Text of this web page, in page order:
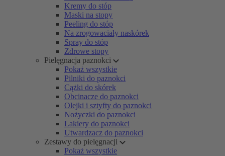
Kremy do stóp
Maski na stopy
Peeling do stóp
Na zrogowaciały naskórek
Spray do stóp
Zdrowe stopy
Pielęgnacja paznokci
Pokaż wszystkie
Pilniki do paznokci
Cążki do skórek
Obcinacze do paznokci
Olejki i sztyfty do paznokci
Nożyczki do paznokci
Lakiery do paznokci
Utwardzacz do paznokci
Zestawy do pielęgnacji
Pokaż wszystkie